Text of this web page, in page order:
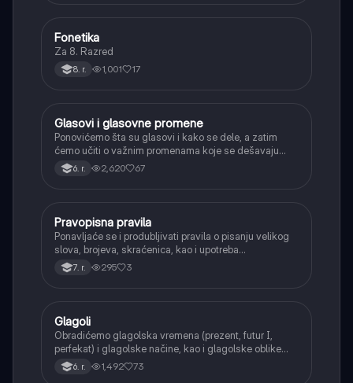
Srpski jezik
Fonetika
Za 8. Razred
8. r. 1,001 17
Srpski jezik
Glasovi i glasovne promene
Ponovićemo šta su glasovi i kako se dele, a zatim
ćemo učiti o važnim promenama koje se dešavaju
kada se glasovi nađu jedan pored drugog u rečima
(npr. jednačenje suglasnika po zvučnosti i mestu
6. r. 2,620 67
Srpski jezik
Pravopisna pravila
Ponavljaće se i produbljivati pravila o pisanju velikog
slova, brojeva, skraćenica, kao i upotreba
interpunkcije, sa posebnim fokusom na zarez u
složenoj rečenici.
7. r. 295 3
Srpski jezik
Glagoli
Obradićemo glagolska vremena (prezent, futur I,
perfekat) i glagolske načine, kao i glagolske oblike
(infinitiv, glagolski pridevi i prilozi) i glagolski vid
(svršeni i nesvršeni).
6. r. 1,492 73